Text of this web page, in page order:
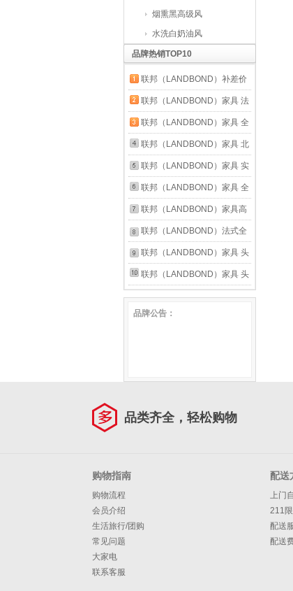
烟熏黑高级风
水洗白奶油风
品牌热销TOP10
联邦（LANDBOND）补差价
运费专用链接 1元补拍（输入
对应数量）
联邦（LANDBOND）家具 法
式全实木床头柜 小户型卧室
北美樱桃木抽屉储物原木边柜
CG7665樱桃木城堡床头柜
（0.45米）
联邦（LANDBOND）家具 全
实木餐桌椅组合 现代简约客
厅北美樱桃木长方书桌椅子饭
桌 TK5607小满餐桌（樱桃
木） 1.8m
联邦（LANDBOND）家具 北
欧全实木餐边柜 现代家用储
物柜北美樱桃木餐厅斗柜收纳
柜 B款 双边抽屉柜1.2m（隐
藏门把手升级款）
联邦（LANDBOND）家具 实
木岩板餐桌 餐厅现代简约方
形饭桌北美樱桃木餐桌 维亚
岩板餐桌 1.6米
联邦（LANDBOND）家具 全
实木学习书桌 北欧小户型简
约书房客厅学生写字台办公桌
子 1.2m晴风书桌丨樱桃木
联邦（LANDBOND）家具高
档皮艺客厅沙发头层牛皮意式
简约奶油风小户型直排真皮沙
发 轻压摔纹头层真皮（复古
橙） 2.5m 小四人位沙发
联邦（LANDBOND）法式全
实木床小户型复古家具主卧原
木色樱桃木床1.8米x2米双人
米
联邦（LANDBOND）家具 头
层黄牛皮真皮沙发 大小户型
【焦糖棕】2.2米加长三人位
联邦（LANDBOND）家具 头
层黄牛皮真皮沙发 大小户型
客厅复古油蜡皮直排皮艺沙发
品牌公告：
品类齐全，轻松购物
购物指南
购物流程
会员介绍
生活旅行/团购
常见问题
大家电
联系客服
配送
上门
211
配送
配送